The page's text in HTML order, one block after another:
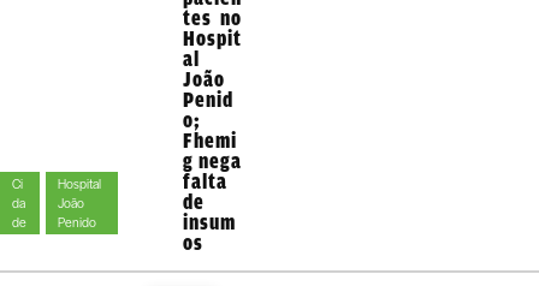
Ci
da
de
Hospital
João
Penido
tes no
Hospit
al
João
Penid
o;
Fhemi
g nega
falta
de
insum
os